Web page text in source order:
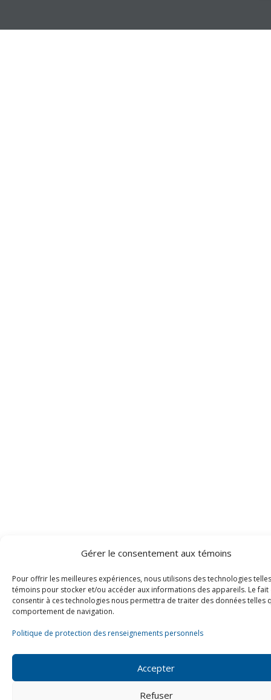
Gérer le consentement aux témoins
Pour offrir les meilleures expériences, nous utilisons des technologies
témoins pour stocker et/ou accéder aux informations des appareils. Le fait
consentir à ces technologies nous permettra de traiter des données telles
comportement de navigation.
Politique de protection des renseignements personnels
Accepter
Refuser